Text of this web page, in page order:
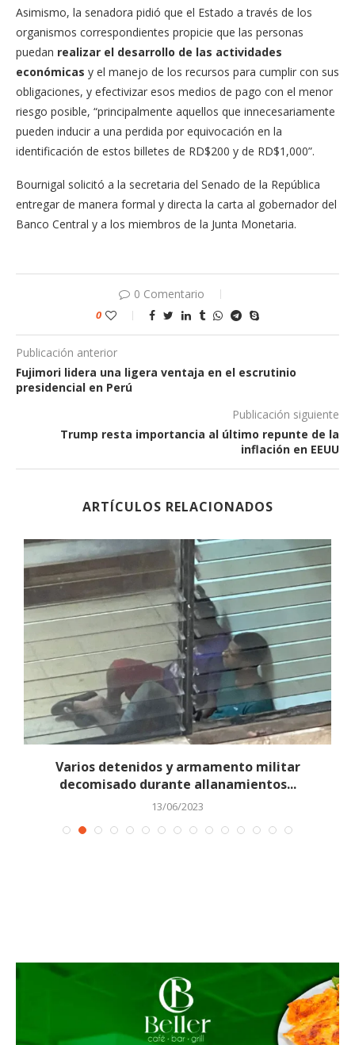
Asimismo, la senadora pidió que el Estado a través de los
organismos correspondientes propicie que las personas
puedan realizar el desarrollo de las actividades
económicas y el manejo de los recursos para cumplir con sus
obligaciones, y efectivizar esos medios de pago con el menor
riesgo posible, “principalmente aquellos que innecesariamente
pueden inducir a una perdida por equivocación en la
identificación de estos billetes de RD$200 y de RD$1,000”.
Bournigal solicitó a la secretaria del Senado de la República
entregar de manera formal y directa la carta al gobernador del
Banco Central y a los miembros de la Junta Monetaria.
0 Comentario
0
Publicación anterior
Fujimori lidera una ligera ventaja en el escrutinio
presidencial en Perú
Publicación siguiente
Trump resta importancia al último repunte de la
inflación en EEUU
ARTÍCULOS RELACIONADOS
Varios detenidos y armamento militar
decomisado durante allanamientos...
13/06/2023